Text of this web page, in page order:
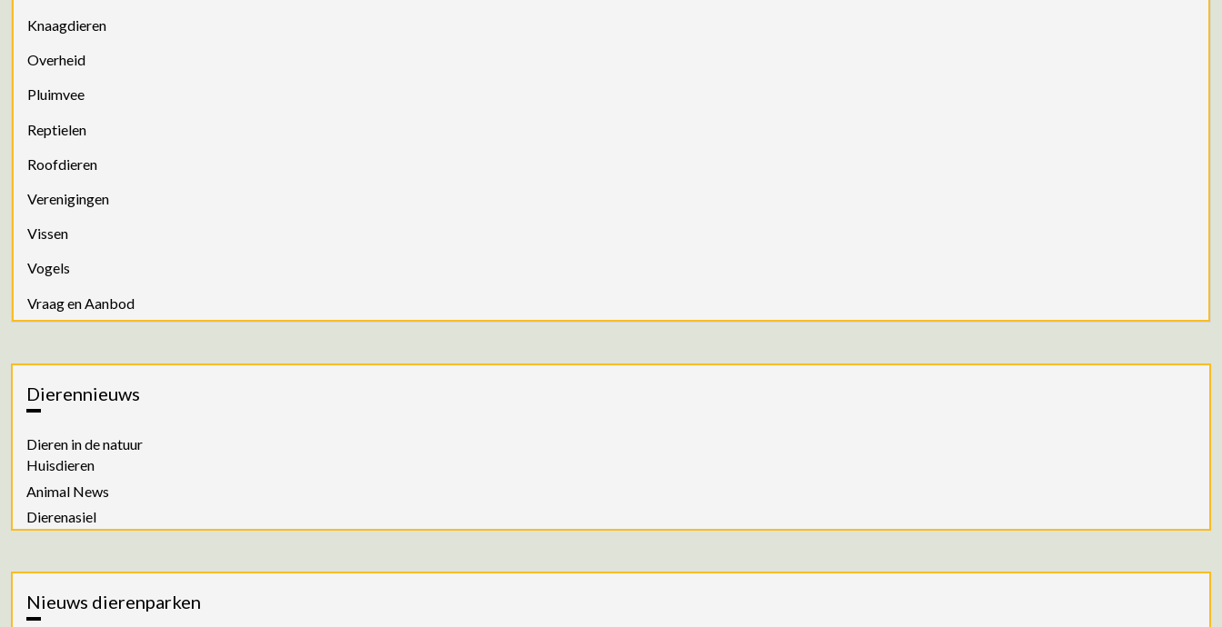
Knaagdieren
Overheid
Pluimvee
Reptielen
Roofdieren
Verenigingen
Vissen
Vogels
Vraag en Aanbod
Dierennieuws
Dieren in de natuur
Huisdieren
Animal News
Dierenasiel
Nieuws dierenparken